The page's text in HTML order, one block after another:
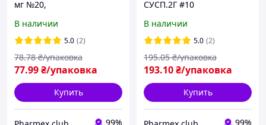
мг №20,
В наличии
5.0 (2)
77.99₴/упаковка
78.78 ₴/упаковка
Купить
99%
СУСП.2Г #10
В наличии
5.0 (2)
193.10₴/упаковка
195.05 ₴/упаковка
Купить
99%